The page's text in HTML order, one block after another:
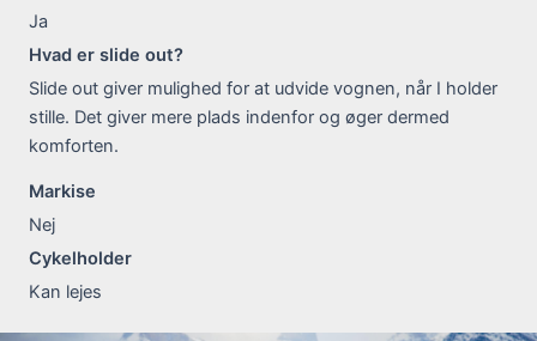
Ja
Hvad er slide out?
Slide out giver mulighed for at udvide vognen, når I holder
stille. Det giver mere plads indenfor og øger dermed
komforten.
Markise
Nej
Cykelholder
Kan lejes